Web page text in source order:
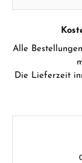
Alle
Die Lieferzeit